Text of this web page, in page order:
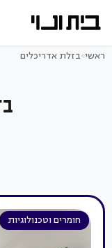
ראשי>בזלת אדריכלים
חומרים וטכנולוגיות